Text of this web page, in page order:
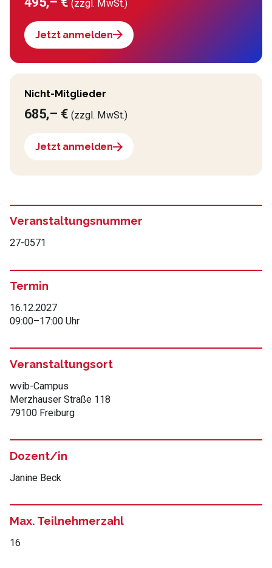
(zzgl. MwSt.)
Jetzt anmelden
Nicht-Mitglieder
685,– €(zzgl. MwSt.)
Jetzt anmelden
Veranstaltungsnummer
27-0571
Termin
16.12.2027
09:00–17:00 Uhr
Veranstaltungsort
wvib-Campus
Merzhauser Straße 118
79100 Freiburg
Dozent/in
Janine Beck
Max. Teilnehmerzahl
16